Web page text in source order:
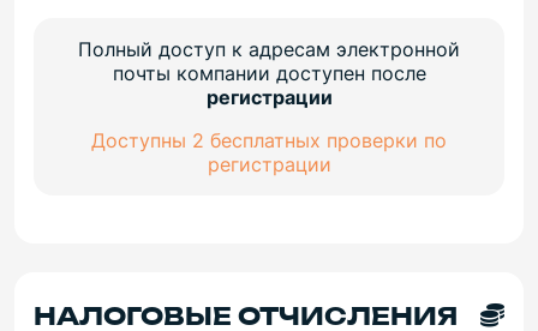
Полный доступ к адресам электронной
почты компании доступен после
регистрации
Доступны 2 бесплатных проверки по
регистрации
НАЛОГОВЫЕ ОТЧИСЛЕНИЯ